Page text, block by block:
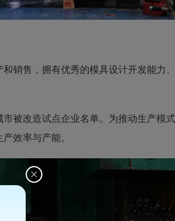
销售，拥有优秀的模具设计开发能力
改造试点企业名单。为推动生产模
效率与产能。